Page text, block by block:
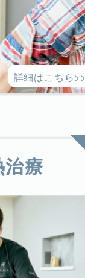
詳細はこちら>>
治療